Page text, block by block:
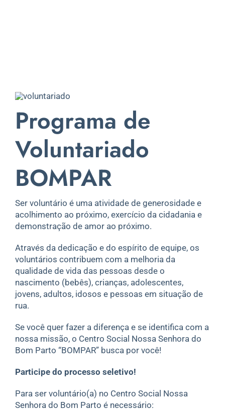
Programa de
Voluntariado
BOMPAR
Ser voluntário é uma atividade de generosidade e
acolhimento ao próximo, exercício da cidadania e
demonstração de amor ao próximo.
Através da dedicação e do espírito de equipe, os
voluntários contribuem com a melhoria da
qualidade de vida das pessoas desde o
nascimento (bebês), crianças, adolescentes,
jovens, adultos, idosos e pessoas em situação de
rua.
Se você quer fazer a diferença e se identifica com a
nossa missão, o Centro Social Nossa Senhora do
Bom Parto “BOMPAR” busca por você!
Participe do processo seletivo!
Para ser voluntário(a) no Centro Social Nossa
Senhora do Bom Parto é necessário: